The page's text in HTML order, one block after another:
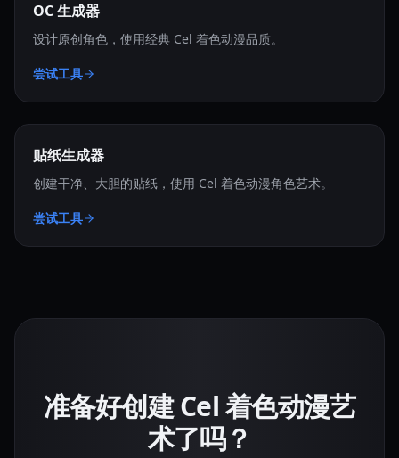
OC 生成器
设计原创角色，使用经典 Cel 着色动漫品质。
尝试工具
贴纸生成器
创建干净、大胆的贴纸，使用 Cel 着色动漫角色艺术。
尝试工具
准备好创建 Cel 着色动漫艺
术了吗？